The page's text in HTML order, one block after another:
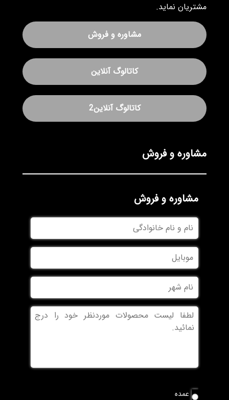
مشتریان نماید.
مشاوره و فروش
کاتالوگ آنلاین
کاتالوگ آنلاین2
مشاوره و فروش
مشاوره و فروش
نام
و
نام
خانوادگی
موبایل
نام
شهر
بدون
عنوان
نوععمده